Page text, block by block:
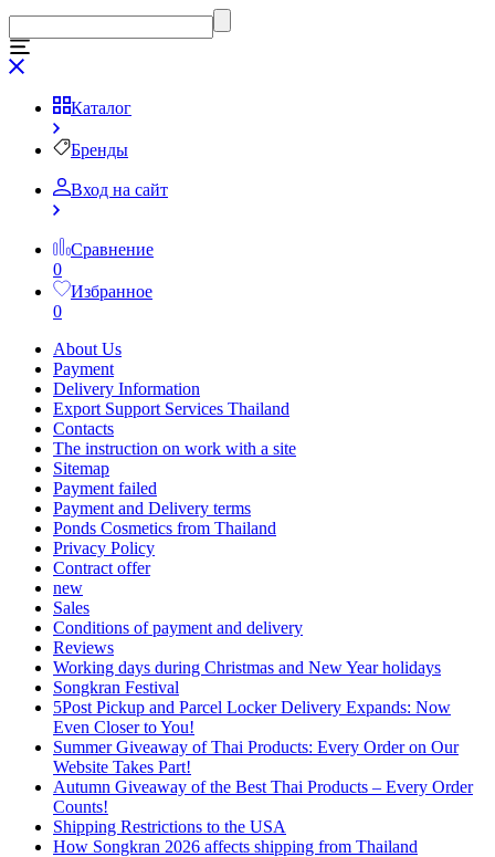
Каталог
Бренды
Вход на сайт
Сравнение
0
Избранное
0
About Us
Payment
Delivery Information
Export Support Services Thailand
Contacts
The instruction on work with a site
Sitemap
Payment failed
Payment and Delivery terms
Ponds Cosmetics from Thailand
Privacy Policy
Contract offer
new
Sales
Conditions of payment and delivery
Reviews
Working days during Christmas and New Year holidays
Songkran Festival
5Post Pickup and Parcel Locker Delivery Expands: Now
Even Closer to You!
Summer Giveaway of Thai Products: Every Order on Our
Website Takes Part!
Autumn Giveaway of the Best Thai Products – Every Order
Counts!
Shipping Restrictions to the USA
How Songkran 2026 affects shipping from Thailand